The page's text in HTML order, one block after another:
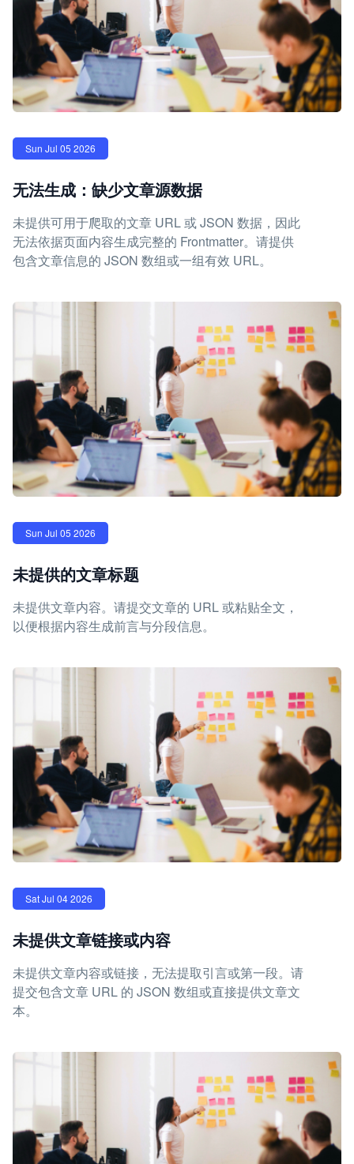
Sun Jul 05 2026
无法生成：缺少文章源数据
未提供可用于爬取的文章 URL 或 JSON 数据，因此
无法依据页面内容生成完整的 Frontmatter。请提供
包含文章信息的 JSON 数组或一组有效 URL。
Sun Jul 05 2026
未提供的文章标题
未提供文章内容。请提交文章的 URL 或粘贴全文，
以便根据内容生成前言与分段信息。
Sat Jul 04 2026
未提供文章链接或内容
未提供文章内容或链接，无法提取引言或第一段。请
提交包含文章 URL 的 JSON 数组或直接提供文章文
本。